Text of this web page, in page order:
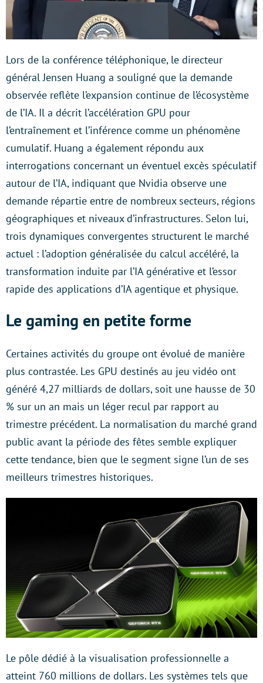
Lors de la conférence téléphonique, le directeur
général Jensen Huang a souligné que la demande
observée reflète l’expansion continue de l’écosystème
de l’IA. Il a décrit l’accélération GPU pour
l’entraînement et l’inférence comme un phénomène
cumulatif. Huang a également répondu aux
interrogations concernant un éventuel excès spéculatif
autour de l’IA, indiquant que Nvidia observe une
demande répartie entre de nombreux secteurs, régions
géographiques et niveaux d’infrastructures. Selon lui,
trois dynamiques convergentes structurent le marché
actuel : l’adoption généralisée du calcul accéléré, la
transformation induite par l’IA générative et l’essor
rapide des applications d’IA agentique et physique.
Le gaming en petite forme
Certaines activités du groupe ont évolué de manière
plus contrastée. Les GPU destinés au jeu vidéo ont
généré 4,27 milliards de dollars, soit une hausse de 30
% sur un an mais un léger recul par rapport au
trimestre précédent. La normalisation du marché grand
public avant la période des fêtes semble expliquer
cette tendance, bien que le segment signe l’un de ses
meilleurs trimestres historiques.
Le pôle dédié à la visualisation professionnelle a
atteint 760 millions de dollars. Les systèmes tels que